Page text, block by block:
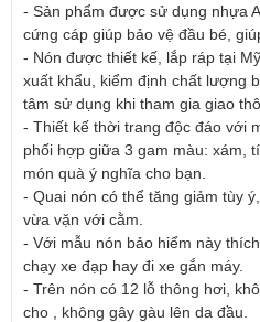
- Sản phẩm được sử dụng nhựa
cứng cáp giúp bảo vệ đầu bé,
- Nón được thiết kế, lắp ráp tại
xuất khẩu, kiểm định chất lượng
tâm sử dụng khi tham gia giao
- Thiết kế thời trang độc đáo với
phối hợp giữa 3 gam màu: xám,
món quà ý nghĩa cho bạn.
- Quai nón có thể tăng giảm tùy
vừa vặn với cằm.
- Với mẫu nón bảo hiểm này
chạy xe đạp hay đi xe gắn máy.
- Trên nón có 12 lỗ thông hơi,
cho , không gây gàu lên da đầu.